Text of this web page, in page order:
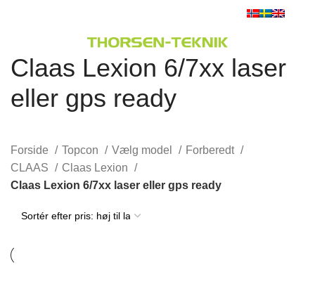
Claas Lexion 6/7xx laser
eller gps ready
Forside Topcon Vælg model
Forberedt
CLAAS
Claas Lexion
Claas Lexion 6/7xx laser eller gps ready